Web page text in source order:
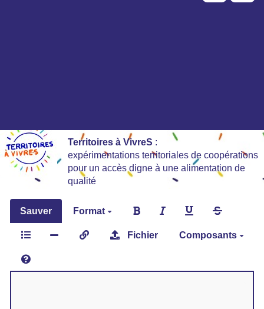
Territoires à VivreS :
expérimentations territoriales de coopérations
pour un accès digne à une alimentation de
qualité
Sauver Format
Fichier Composants